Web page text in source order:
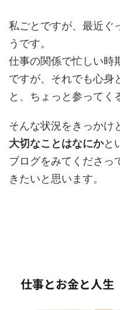
私ごとですが、最近ぐ
うです。
仕事の関係で忙しい時
ですが、それでも心身
と、ちょっと参ってく
そんな状況をきっかけ
大切なことはなにかと
ブログをみてくださっ
きたいと思います。
仕事とお金と人生